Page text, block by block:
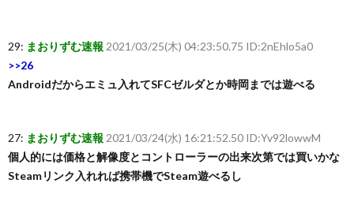
29: まおりずむ速報 2021/03/25(木) 04:23:50.75 ID:2nEhlo5a0
>>26
Androidだからエミュ入れてSFCゼルダとか時岡までは遊べる
27: まおりずむ速報 2021/03/24(水) 16:21:52.50 ID:Yv92lowwM
個人的には価格と解像度とコントローラーの出来次第では買いかな
Steamリンク入れれば携帯機でSteam遊べるし